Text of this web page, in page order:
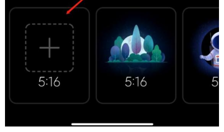
机有没有这个功能吧！ （来源： 科技技巧达人 ） 0